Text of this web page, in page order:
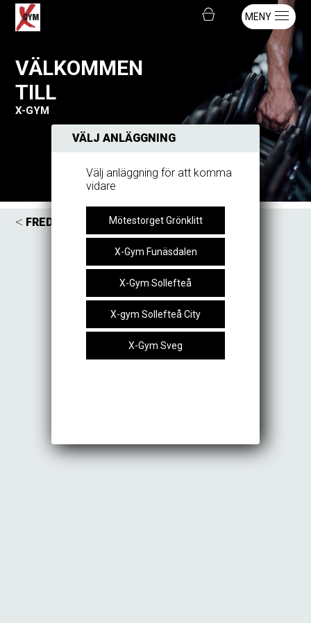
VÄLKOMMEN
TILL
X-GYM
MENY
< FREDAG AUGUSTI >
VÄLJ ANLÄGGNING
Välj anläggning för att komma
vidare
Mötestorget Grönklitt
X-Gym Funäsdalen
X-Gym Sollefteå
X-gym Sollefteå City
X-Gym Sveg